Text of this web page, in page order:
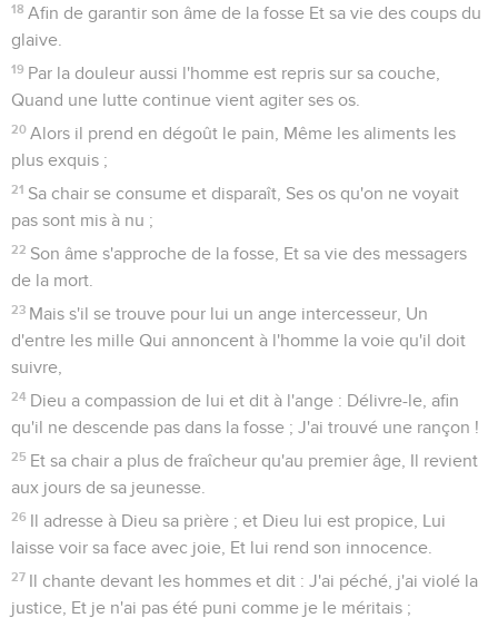
18 Afin de garantir son âme de la fosse Et sa vie des coups du
glaive.
19 Par la douleur aussi l'homme est repris sur sa couche,
Quand une lutte continue vient agiter ses os.
20 Alors il prend en dégoût le pain, Même les aliments les
plus exquis ;
21 Sa chair se consume et disparaît, Ses os qu'on ne voyait
pas sont mis à nu ;
22 Son âme s'approche de la fosse, Et sa vie des messagers
de la mort.
23 Mais s'il se trouve pour lui un ange intercesseur, Un
d'entre les mille Qui annoncent à l'homme la voie qu'il doit
suivre,
24 Dieu a compassion de lui et dit à l'ange : Délivre-le, afin
qu'il ne descende pas dans la fosse ; J'ai trouvé une rançon !
25 Et sa chair a plus de fraîcheur qu'au premier âge, Il revient
aux jours de sa jeunesse.
26 Il adresse à Dieu sa prière ; et Dieu lui est propice, Lui
laisse voir sa face avec joie, Et lui rend son innocence.
27 Il chante devant les hommes et dit : J'ai péché, j'ai violé la
justice, Et je n'ai pas été puni comme je le méritais ;